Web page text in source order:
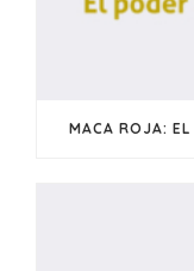
MACA ROJA: EL